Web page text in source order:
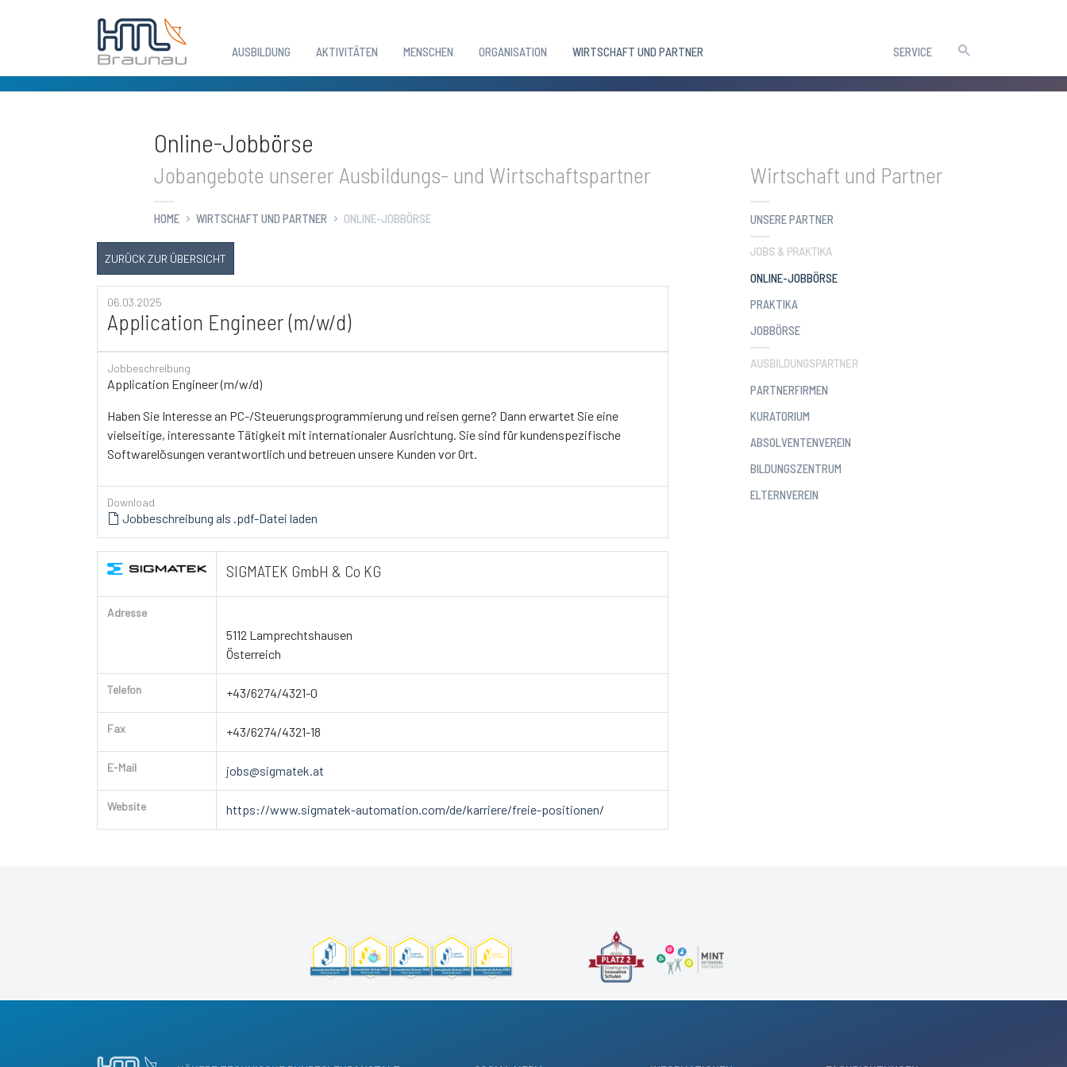
AUSBILDUNG AKTIVITÄTEN MENSCHEN ORGANISATION WIRTSCHAFT UND PARTNER SERVICE
Online-Jobbörse
Jobangebote unserer Ausbildungs- und Wirtschaftspartner
HOME WIRTSCHAFT UND PARTNER ONLINE-JOBBÖRSE
ZURÜCK ZUR ÜBERSICHT
06.03.2025
Application Engineer (m/w/d)
Jobbeschreibung
Application Engineer (m/w/d)
Haben Sie Interesse an PC-/Steuerungsprogrammierung und reisen gerne? Dann erwartet Sie eine
vielseitige, interessante Tätigkeit mit internationaler Ausrichtung. Sie sind für kundenspezifische
Softwarelösungen verantwortlich und betreuen unsere Kunden vor Ort.
Download
Jobbeschreibung als .pdf-Datei laden
SIGMATEK GmbH & Co KG
Adresse
5112 Lamprechtshausen
Österreich
Telefon +43/6274/4321-0
Fax +43/6274/4321-18
E-Mail jobs@sigmatek.at
Website https://www.sigmatek-automation.com/de/karriere/freie-positionen/
Wirtschaft und Partner
UNSERE PARTNER
JOBS & PRAKTIKA
ONLINE-JOBBÖRSE(CURRENT)
PRAKTIKA
JOBBÖRSE
AUSBILDUNGSPARTNER
PARTNERFIRMEN
KURATORIUM
ABSOLVENTENVEREIN
BILDUNGSZENTRUM
ELTERNVEREIN